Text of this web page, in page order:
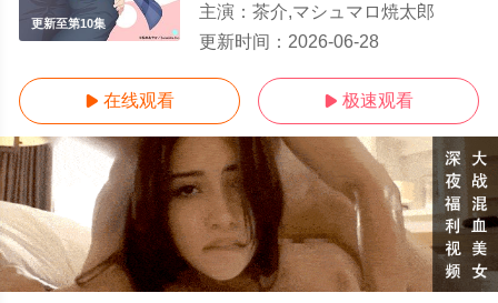
更新至第10集
主演： 茶介,マシュマロ焼太郎
更新时间： 2026-06-28
 在线观看  极速观看